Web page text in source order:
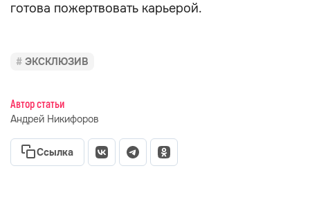
готова пожертвовать карьерой.
ЭКСКЛЮЗИВ
Автор статьи
Андрей Никифоров
Ссылка